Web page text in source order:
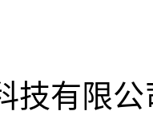
技有限公